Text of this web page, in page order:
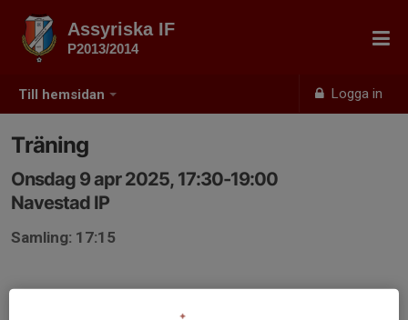
Till hemsidan Logga in
Assyriska IF
P2013/2014
Träning
Onsdag 9 apr 2025, 17:30-19:00
Navestad IP
Samling: 17:15